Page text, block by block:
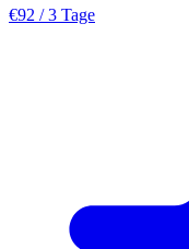
€92 / 3 Tage